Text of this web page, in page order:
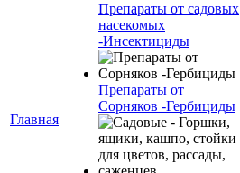
Главная
Препараты от садовых
насекомых
-Инсектициды
Препараты от
Сорняков -Гербициды